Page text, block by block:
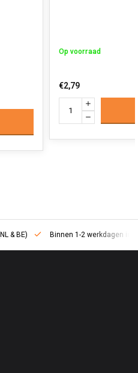
Op voorraad
€2,79
& BE) Binnen 1-2 werkdagen in